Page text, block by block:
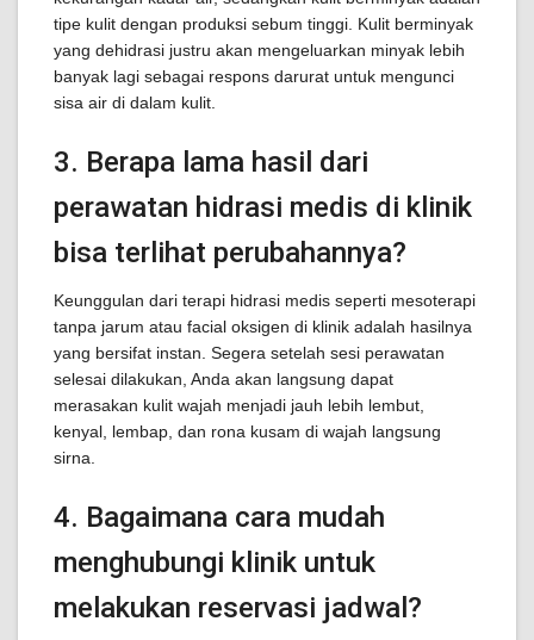
tipe kulit dengan produksi sebum tinggi. Kulit berminyak
yang dehidrasi justru akan mengeluarkan minyak lebih
banyak lagi sebagai respons darurat untuk mengunci
sisa air di dalam kulit.
3. Berapa lama hasil dari
perawatan hidrasi medis di klinik
bisa terlihat perubahannya?
Keunggulan dari terapi hidrasi medis seperti mesoterapi
tanpa jarum atau facial oksigen di klinik adalah hasilnya
yang bersifat instan. Segera setelah sesi perawatan
selesai dilakukan, Anda akan langsung dapat
merasakan kulit wajah menjadi jauh lebih lembut,
kenyal, lembap, dan rona kusam di wajah langsung
sirna.
4. Bagaimana cara mudah
menghubungi klinik untuk
melakukan reservasi jadwal?